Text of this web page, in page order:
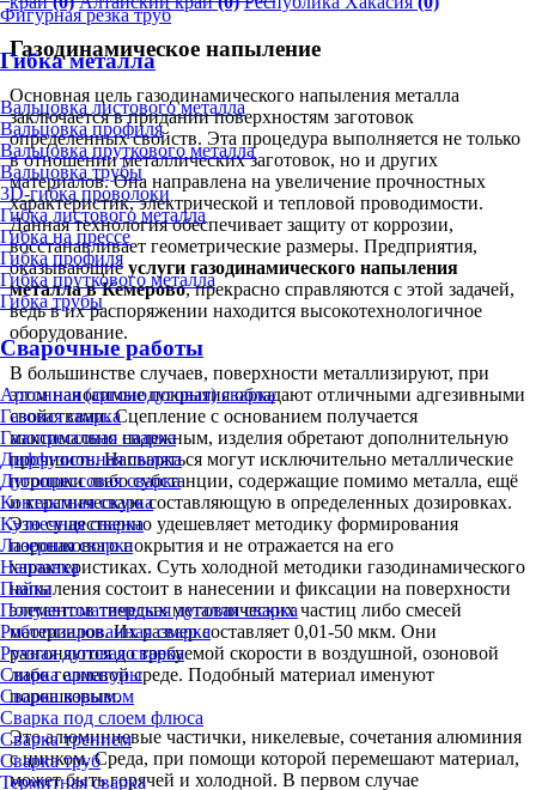
Фигурная резка труб
Гибка металла
Вальцовка листового металла
Вальцовка профиля
Вальцовка пруткового металла
Вальцовка трубы
3D-гибка проволоки
Гибка листового металла
Гибка на прессе
Гибка профиля
Гибка пруткового металла
Гибка трубы
Сварочные работы
Аргонная (аргонодуговая) сварка
Газовая сварка
Газопрессовая сварка
Диффузионная сварка
Дугопрессовая сварка
Контактная сварка
Кузнечная сварка
Лазерная сварка
Наплавка
Пайка
Полуавтоматическая дуговая сварка
Роботизированная сварка
Ручная дуговая сварка
Сварка арматуры
Сварка взрывом
Сварка под слоем флюса
Сварка трением
Сварка труб
Термитная сварка
Газодинамическое напыление
Основная цель газодинамического напыления металла
заключается в придании поверхностям заготовок
определенных свойств. Эта процедура выполняется не только
в отношении металлических заготовок, но и других
материалов. Она направлена на увеличение прочностных
характеристик, электрической и тепловой проводимости.
Данная технология обеспечивает защиту от коррозии,
восстанавливает геометрические размеры. Предприятия,
оказывающие услуги газодинамического напыления
металла в Кемерово, прекрасно справляются с этой задачей,
ведь в их распоряжении находится высокотехнологичное
оборудование.
В большинстве случаев, поверхности металлизируют, при
этом наносимые покрытия обладают отличными адгезивными
свойствами. Сцепление с основанием получается
максимально надежным, изделия обретают дополнительную
прочность. Напыляться могут исключительно металлические
порошки либо субстанции, содержащие помимо металла, ещё
и керамическую составляющую в определенных дозировках.
Это существенно удешевляет методику формирования
порошкового покрытия и не отражается на его
характеристиках. Суть холодной методики газодинамического
напыления состоит в нанесении и фиксации на поверхности
элементов твердых металлических частиц либо смесей
материалов. Их размер составляет 0,01-50 мкм. Они
разгоняются до требуемой скорости в воздушной, озоновой
либо гелиевой среде. Подобный материал именуют
порошковым.
Это алюминиевые частички, никелевые, сочетания алюминия
с цинком. Среда, при помощи которой перемешают материал,
может быть горячей и холодной. В первом случае